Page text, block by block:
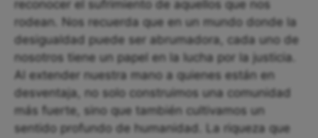
reconocer el sufrimiento de aquellos que nos
rodean. Nos recuerda que en un mundo donde la
desigualdad puede ser abrumadora, cada uno de
nosotros tiene un papel en la lucha por la justicia.
Al extender nuestra mano a quienes están en
desventaja, no solo construimos una comunidad
más fuerte, sino que también cultivamos un
sentido profundo de humanidad. La riqueza que